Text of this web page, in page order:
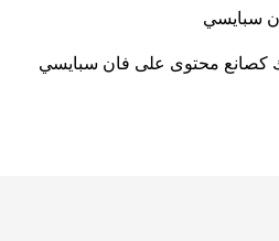
سبايسي
كصانع محتوى على فان سبايسي